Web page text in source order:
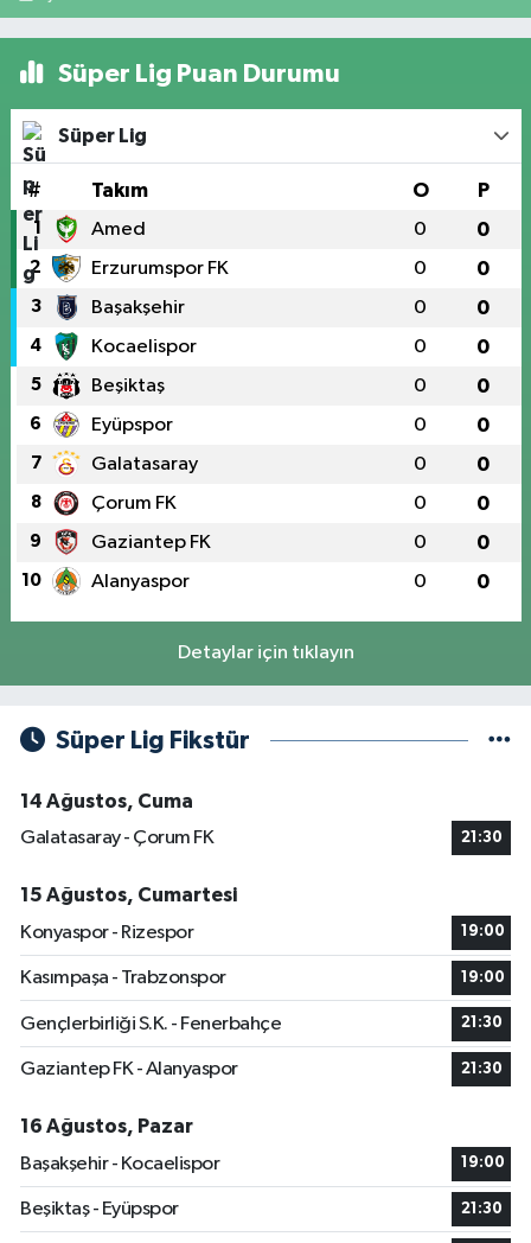
Süper Lig Puan Durumu
Süper Lig
# Takım O P
1 Amed 0 0
2 Erzurumspor FK 0 0
3 Başakşehir 0 0
4 Kocaelispor 0 0
5 Beşiktaş 0 0
6 Eyüpspor 0 0
7 Galatasaray 0 0
8 Çorum FK 0 0
9 Gaziantep FK 0 0
10 Alanyaspor 0 0
Detaylar için tıklayın
Süper Lig Fikstür
14 Ağustos, Cuma
Galatasaray - Çorum FK
21:30
15 Ağustos, Cumartesi
Konyaspor - Rizespor
19:00
Kasımpaşa - Trabzonspor 19:00
Gençlerbirliği S.K. - Fenerbahçe 21:30
Gaziantep FK - Alanyaspor 21:30
16 Ağustos, Pazar
Başakşehir - Kocaelispor
19:00
Beşiktaş - Eyüpspor 21:30